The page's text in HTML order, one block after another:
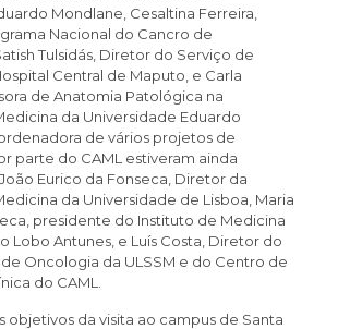
Mondlane, Cesaltina Ferreira,
Nacional do Cancro de
Tulsidás, Diretor do Serviço de
Central de Maputo, e Carla
de Anatomia Patológica na
da Universidade Eduardo
de vários projetos de
parte do CAML estiveram ainda
Eurico da Fonseca, Diretor da
da Universidade de Lisboa, Maria
presidente do Instituto de Medicina
Lobo Antunes, e Luís Costa, Diretor do
Oncologia da ULSSM e do Centro de
do CAML.
objetivos da visita ao campus de Santa